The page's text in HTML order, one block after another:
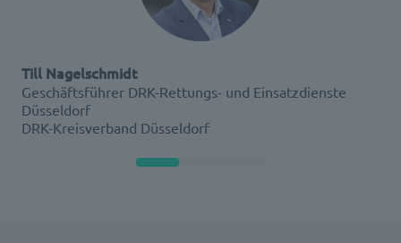
Till Nagelschmidt
Geschäftsführer DRK-Rettungs- und Einsatzdienste
Düsseldorf
DRK-Kreisverband Düsseldorf